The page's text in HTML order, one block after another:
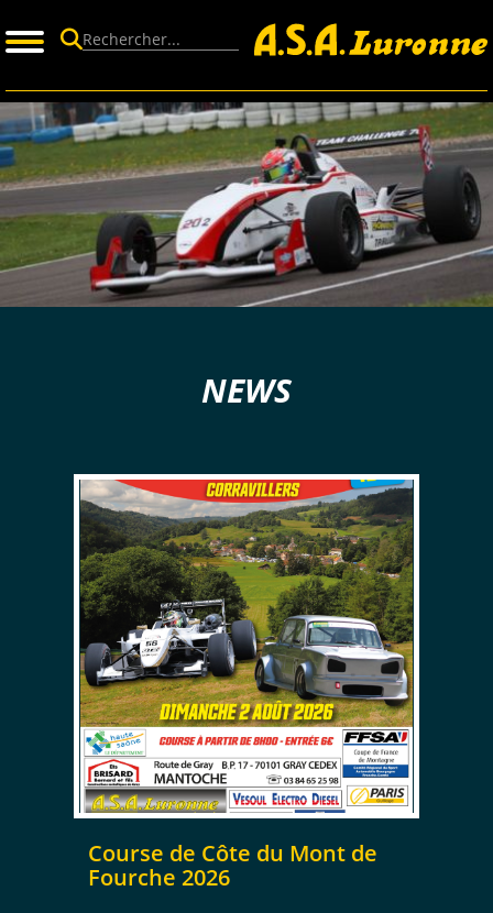
NEWS
Course de Côte du Mont de
Fourche 2026